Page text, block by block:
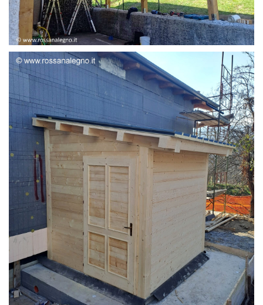
STRUTTURA ADDOSSATA LAMELLARE